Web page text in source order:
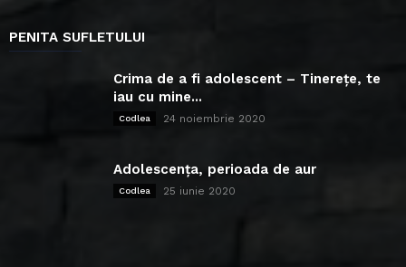
PENITA SUFLETULUI
Crima de a fi adolescent – Tinerețe, te
iau cu mine...
Codlea 24 noiembrie 2020
Adolescența, perioada de aur
Codlea 25 iunie 2020